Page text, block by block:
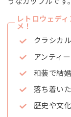
レトロウェデ
メ！
クラシカ
アンティ
和装で結
落ち着い
歴史や文